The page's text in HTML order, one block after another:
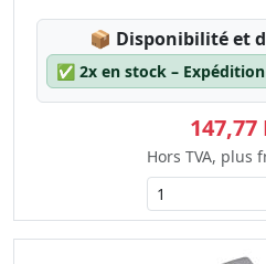
📦 Lagerstatus:
Disponibilité et
✅ 2x en stock –
147,77
Hors TVA, plus